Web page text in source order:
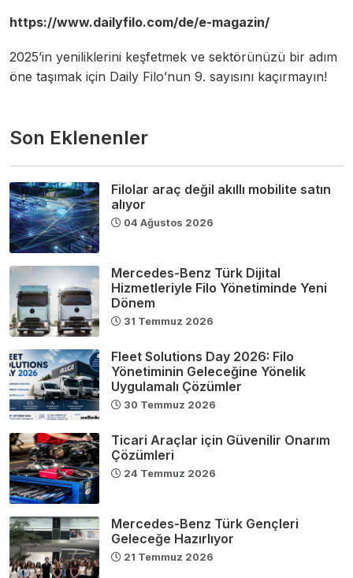
https://www.dailyfilo.com/de/e-magazin/
2025’in yeniliklerini keşfetmek ve sektörünüzü bir adım
öne taşımak için Daily Filo’nun 9. sayısını kaçırmayın!
Son Eklenenler
Filolar araç değil akıllı mobilite satın
alıyor
04 Ağustos 2026
Mercedes-Benz Türk Dijital
Hizmetleriyle Filo Yönetiminde Yeni
Dönem
31 Temmuz 2026
Fleet Solutions Day 2026: Filo
Yönetiminin Geleceğine Yönelik
Uygulamalı Çözümler
30 Temmuz 2026
Ticari Araçlar için Güvenilir Onarım
Çözümleri
24 Temmuz 2026
Mercedes-Benz Türk Gençleri
Geleceğe Hazırlıyor
21 Temmuz 2026